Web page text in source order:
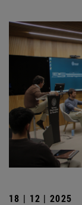
18 | 12 | 2025